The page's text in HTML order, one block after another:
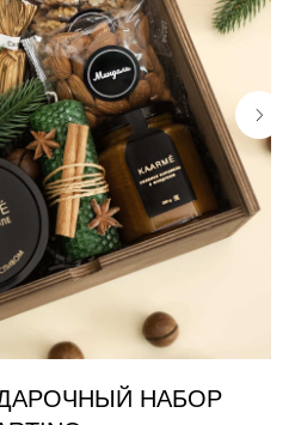
НАБОР